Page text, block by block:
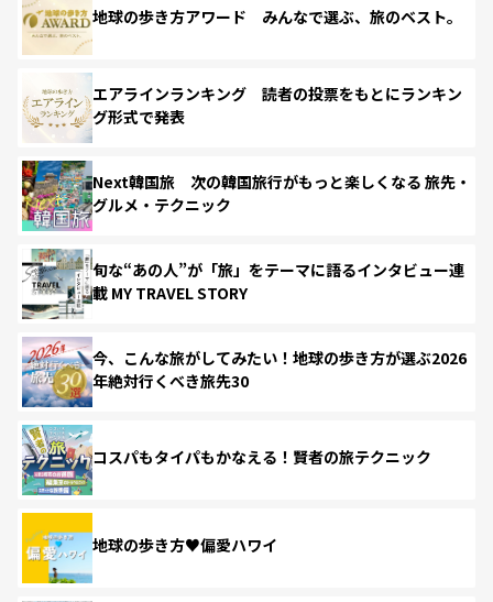
地球の歩き方アワード みんなで選ぶ、旅のベスト。
エアラインランキング 読者の投票をもとにランキン
グ形式で発表
Next韓国旅 次の韓国旅行がもっと楽しくなる 旅先・
グルメ・テクニック
旬な“あの人”が「旅」をテーマに語るインタビュー連
載 MY TRAVEL STORY
今、こんな旅がしてみたい！地球の歩き方が選ぶ2026
年絶対行くべき旅先30
コスパもタイパもかなえる！賢者の旅テクニック
地球の歩き方♥偏愛ハワイ